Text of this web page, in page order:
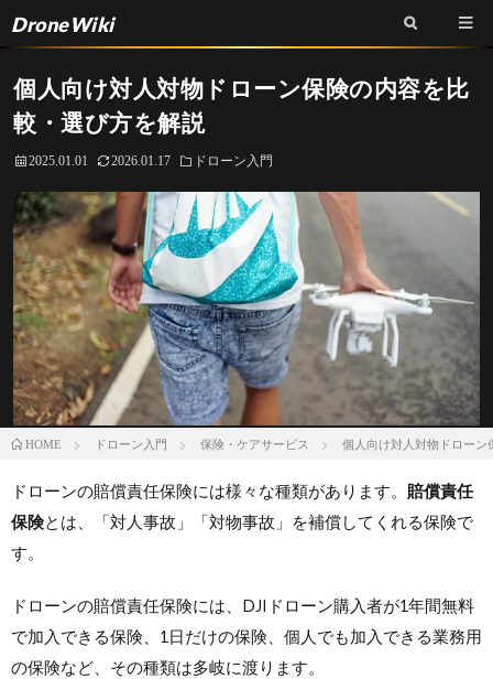
DroneWiki
個人向け対人対物ドローン保険の内容を比
較・選び方を解説
2025.01.01 2026.01.17 ドローン入門
HOME ドローン入門 保険・ケアサービス 個人向け対人対物ドローン
ドローンの賠償責任保険には様々な種類があります。 賠償責任
保険とは、「対人事故」「対物事故」を補償してくれる保険で
す。
ドローンの賠償責任保険には、DJIドローン購入者が1年間無料
で加入できる保険、1日だけの保険、個人でも加入できる業務用
の保険など、その種類は多岐に渡ります。